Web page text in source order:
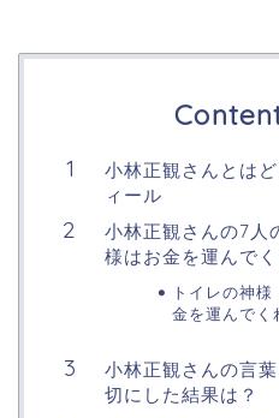
小林正観さんとは
ィール
小林正観さんの7人
様はお金を運んでく
トイレの神
金を運んでく
小林正観さんの言
切にした結果は？